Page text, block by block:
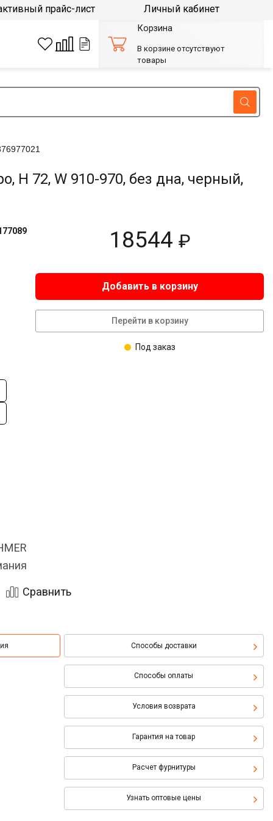
H 72, W 910-970, без дна, черный,
18544 ₽
Добавить в корзину
Перейти в корзину
Под заказ
Сравнить
Способы доставки
Способы оплаты
Условия возврата
Гарантия на товар
Расчет фурнитуры
Узнать оптовые цены
прайс-лист Личный кабинет
Корзина
В корзине отсутствуют
товары